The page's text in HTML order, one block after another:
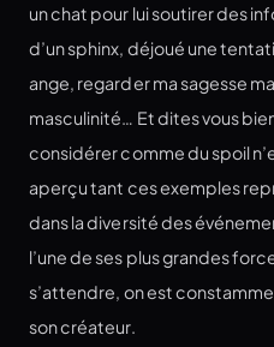
un chat pour lui soutirer des
d’un sphinx, déjoué une
ange, regarder ma sagesse
masculinité… Et dites vous
considérer comme du spoil
aperçu tant ces exemples
dans la diversité des
l’une de ses plus grandes
s’attendre, on est
son créateur.